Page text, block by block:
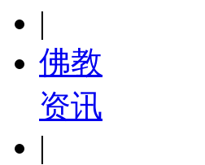
|
佛教
资讯
|